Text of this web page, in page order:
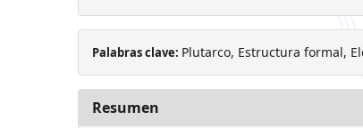
Palabras clave: Plutarco, Estructura formal,
Resumen